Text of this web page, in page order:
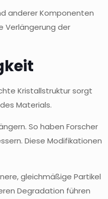
anderer Komponenten
Verlängerung der
Kristallstruktur sorgt
Materials.
So haben Forscher
Diese Modifikationen
gleichmäßige Partikel
Degradation führen